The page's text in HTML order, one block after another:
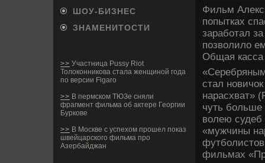
ШОУ-БИ­ЗНЕС
ЗНАМЕНИТОСТИ
>> Участница Pussy Riot
Толоконникова стала женщиной года
по версии Figaro
>> В пермском ТЮЗе сняли
фрагмент фильма об актере Георгии
Буркове
>> В Москве с успехом прошел показ
швейцарского фильма про
Азербайджан
Фильм
попытках
заработал
позволило
Общая касса
стал
нарасхват»
чуть
волею суде­б
«мужчины
фильмах